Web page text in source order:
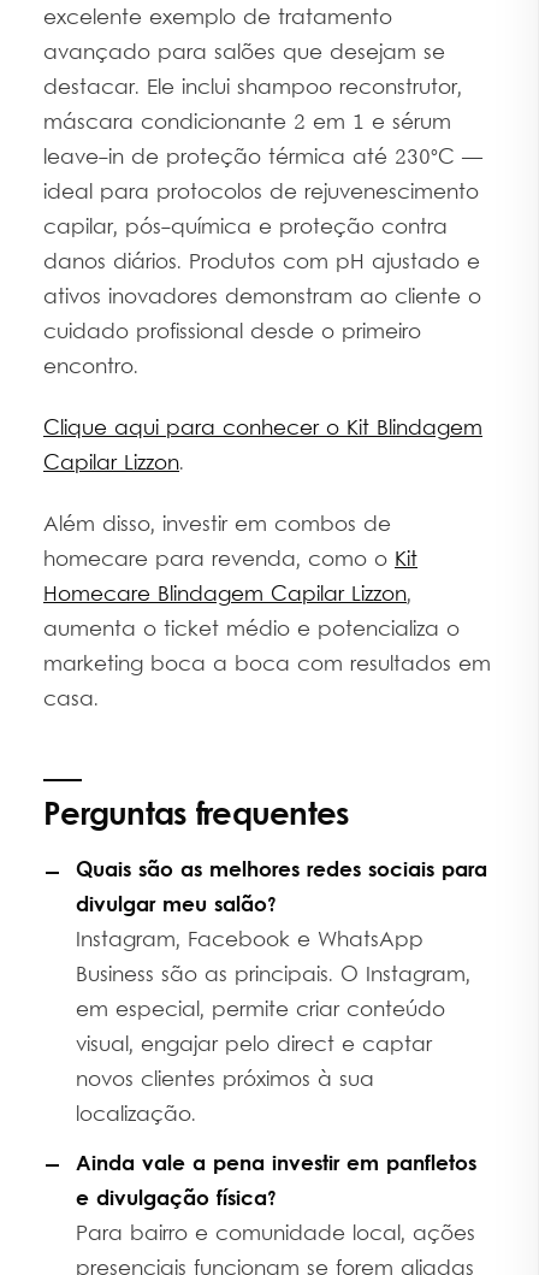
excelente exemplo de tratamento
avançado para salões que desejam se
destacar. Ele inclui shampoo reconstrutor,
máscara condicionante 2 em 1 e sérum
leave-in de proteção térmica até 230°C —
ideal para protocolos de rejuvenescimento
capilar, pós-química e proteção contra
danos diários. Produtos com pH ajustado e
ativos inovadores demonstram ao cliente o
cuidado profissional desde o primeiro
encontro.
Clique aqui para conhecer o Kit Blindagem
Capilar Lizzon.
Além disso, investir em combos de
homecare para revenda, como o Kit
Homecare Blindagem Capilar Lizzon,
aumenta o ticket médio e potencializa o
marketing boca a boca com resultados em
casa.
Perguntas frequentes
Quais são as melhores redes sociais para
divulgar meu salão?
Instagram, Facebook e WhatsApp
Business são as principais. O Instagram,
em especial, permite criar conteúdo
visual, engajar pelo direct e captar
novos clientes próximos à sua
localização.
Ainda vale a pena investir em panfletos
e divulgação física?
Para bairro e comunidade local, ações